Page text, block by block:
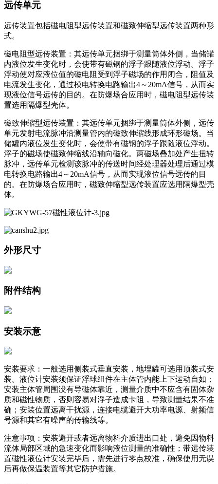
远传单元
远传装置包括磁电阻型远传装置和磁致伸缩型远传装置两种形
式。
磁电阻型远传装置：其远传单元捆绑于测量筒体外侧，当储罐
内液位发生变化时，会使带有磁钢的浮子跟随液位浮动。浮子
浮动使对应液位值的磁电阻受到浮子磁场的作用闭合，阻值及
电流发生变化，通过模电转换电路输出4～20mA信号，从而实
现液位信号远传的目的。在防爆场合应用时，磁电阻型远传装
置选用隔爆型壳体。
磁致伸缩型远传装置：其远传单元捆绑于测量筒体外侧，远传
单元发射电流脉冲沿测量管内的磁致伸缩线形成环形磁场。当
储罐内液位发生变化时，会使带有磁钢的浮子跟随液位浮动。
浮子的磁场使磁致伸缩线沿轴向磁化。两磁场叠加处产生扭转
脉冲，远传单元检测该脉冲的传送时间经处理器处理后通过模
电转换电路输出4～20mA信号，从而实现液位信号远传的目
的。在防爆场合应用时，磁致伸缩型远传装置应选用隔爆型壳
体。
外形尺寸
附件结构
安装示意
安装要求：一般选用侧装式垂直安装，地埋罐可选用顶装式安
装。液位计安装须保证浮球组件在主体管内能上下运动自如；
安装主体管周围没有导磁体靠近，测量介质中不应含有固体杂
质和磁性物质，否则容易对浮子造成卡阻，导致测量结果不准
确；安装位置远离干扰源，连接电缆避开大功率电源、射频信
号源和其它有噪声的传输线等。
注意事项：安装避开或者远离物料介质进出口处，避免因物料
流体局部区域的急速变化而影响液位测量的准确性；带远传装
置磁性液位计安装完毕后，需先进行零点校准，确保使用无误
后再做保温装置等其它防护措施。